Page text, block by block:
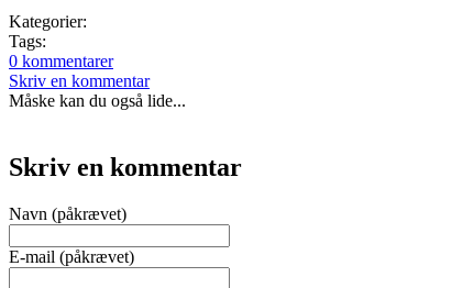
Kategorier:
Tags:
0 kommentarer
Skriv en kommentar
Måske kan du også lide...
Skriv en kommentar
Navn (påkrævet)
E-mail (påkrævet)